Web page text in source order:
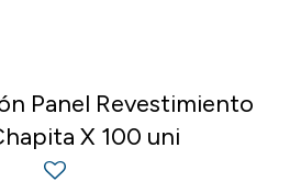
Panel Revestimiento
X 100 uni